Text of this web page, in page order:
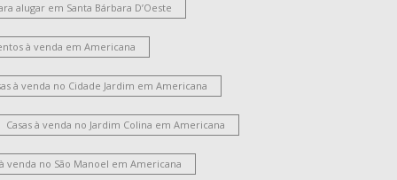
Nossa Senhora de Fátima
Terramérica I
Parque das Nações
Liberdade
Santo Antônio
Residencial Jardim Villagio
Portal da Colina
Parque Residencial Jaguari
Loteamento Residencial Jardim Villagio II
Novo Mundo
Jardim São Domingos
alugar em Santa Bárbara D’Oeste
à venda em Americana
à venda no Cidade Jardim em Americana
Casas à venda no Jardim Colina em Americana
à venda no São Manoel em Americana